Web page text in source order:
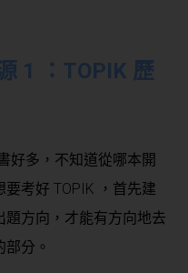
1 ：TOPIK 歷
好多，不知道從哪本開
考好 TOPIK ，首先建
方向，才能有方向地去
分。